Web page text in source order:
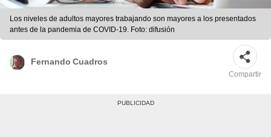
Los niveles de adultos mayores trabajando son mayores a los presentados
antes de la pandemia de COVID-19. Foto: difusión
Fernando Cuadros
Compartir